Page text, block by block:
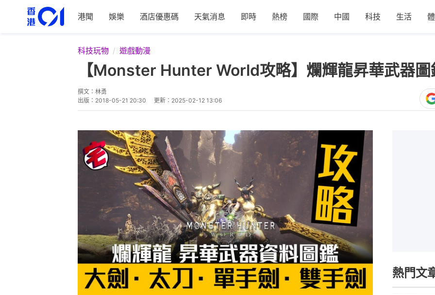
港聞 娛樂 酒店優惠碼 天氣消息 即時 熱榜 國際 中國 科技 生活
科技玩物 遊戲動漫
【Monster Hunter World攻略】爛輝龍昇華武器圖
撰文： 林勇
出版： 2018-05-21 20:30 更新： 2025-02-12 13:06
熱門文